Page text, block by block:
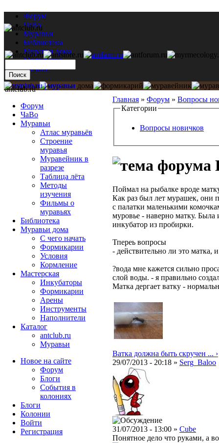
Форум
ЧаВо
Муравьи
Библиотека
Муравьи дома
Мастерская
Каталог
Главная » Форум » Вопросы
Категории
Вопросы новичков
Поймал на рыбалке вроде
Как раз был лет мурашек, они
с палатки маленькими
муровье - наверно матку.
инкубатор из пробирки.
Тпереь вопросы
- действительно ли это матка,
?вода мне кажется сильно
слой воды. - я правильно
Матка дергает ватку -
Ватка должна быть скручен ... ›
29/07/2013 - 20:18 » Serg_Baloo
31/07/2013 - 13:00 » Cube
Понятное дело что руками, а
antclub.ru
Форум
ЧаВо
Муравьи
Атлас муравьёв
Строение
муравья
Муравейник в
разрезе
Таблица лёта
Методы
изучения
Фильмы о
муравьях
Библиотека
Муравьи дома
С чего начать
Формикарии
Условия
Кормление
Мастерская
Инкубаторы
Формикарии
Арены
Инструменты
Наполнители
Каталог
antclub.ru
Муравьи
Новое на сайте
Форум
Блоги
События в
колониях
Блоги
Колонии
Войти
Peгиcтpaция